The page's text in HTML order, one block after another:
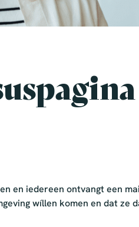
en iedereen ontvangt een
wíllen komen en dat ze